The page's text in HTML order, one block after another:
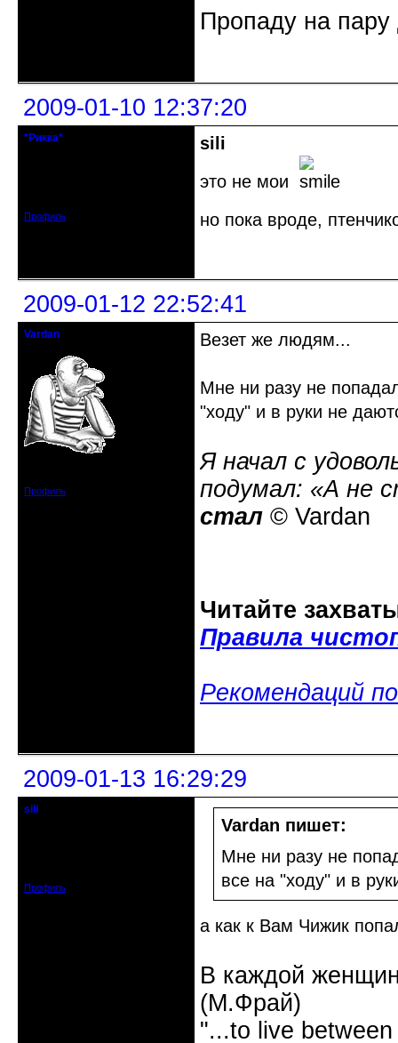
Пропаду на
2009-01-10 12:37:20
*Рикка*
Профиль
sili
это не мои
но пока вроде,
2009-01-12 22:52:41
Vardan
Профиль
Везет же людям...
Мне ни разу не
"ходу" и в руки не
Я начал с
подумал: «А не
стал © Vardan
Читайте
Правила
Рекомендаций
2009-01-13 16:29:29
sili
Профиль
Vardan пишет:
Мне ни разу не
все на "ходу" и в
а как к Вам Чижик
В каждой
(М.Фрай)
"...to live